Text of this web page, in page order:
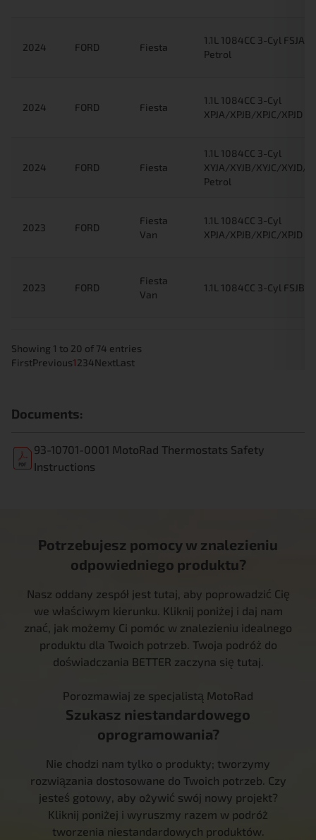
2024 FORD Fiesta
1.1L 1084CC 3-Cyl FSJA/
Petrol
2024 FORD Fiesta
1.1L 1084CC 3-Cyl
XPJA/XPJB/XPJC/XPJD
2024 FORD Fiesta
1.1L 1084CC 3-Cyl
XYJA/XYJB/XYJC/XYJD/
Petrol
2023 FORD
Fiesta
Van
1.1L 1084CC 3-Cyl
XPJA/XPJB/XPJC/XPJD
2023 FORD
Fiesta
Van
1.1L 1084CC 3-Cyl FSJB
Showing 1 to 20 of 74 entries
FirstPrevious1234NextLast
Documents:
93-10701-0001 MotoRad Thermostats Safety
Instructions
Potrzebujesz pomocy w znalezieniu
odpowiedniego produktu?
Nasz oddany zespół jest tutaj, aby poprowadzić Cię
we właściwym kierunku. Kliknij poniżej i daj nam
znać, jak możemy Ci pomóc w znalezieniu idealnego
produktu dla Twoich potrzeb. Twoja podróż do
doświadczania BETTER zaczyna się tutaj.
Porozmawiaj ze specjalistą MotoRad
Szukasz niestandardowego
oprogramowania?
Nie chodzi nam tylko o produkty; tworzymy
rozwiązania dostosowane do Twoich potrzeb. Czy
jesteś gotowy, aby ożywić swój nowy projekt?
Kliknij poniżej i wyruszmy razem w podróż
tworzenia niestandardowych produktów.